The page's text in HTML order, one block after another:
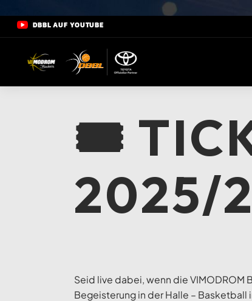
DBBL AUF YOUTUBE
🎟️
2025/
Seid live dabei, wenn die VIMODROM
Begeisterung in der Halle – Basketball